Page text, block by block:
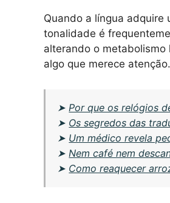
Quando a língua adquire
tonalidade é
alterando o metabolismo
algo que merece atenção.
➤ Por que os relógios
➤ Os segredos das
➤ Um médico revela
➤ Nem café nem
➤ Como reaquecer